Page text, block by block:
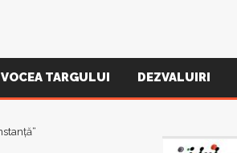
VOCEA TARGULUI DEZVALUIRI